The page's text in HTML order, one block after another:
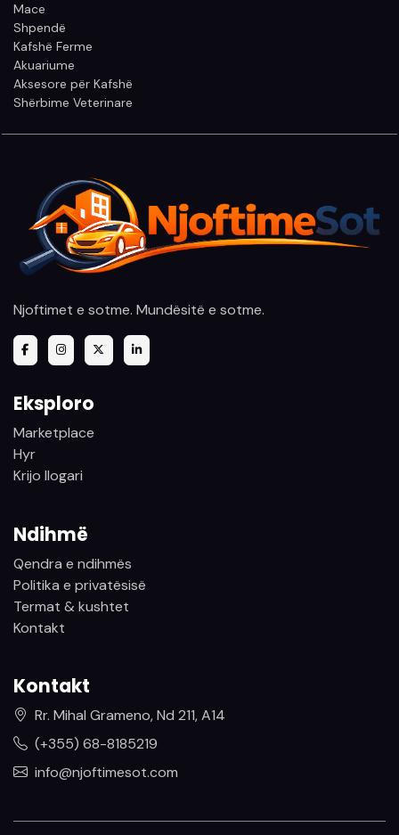
Mace
Shpendë
Kafshë Ferme
Akuariume
Aksesore për Kafshë
Shërbime Veterinare
Njoftimet e sotme. Mundësitë e sotme.
Eksploro
Marketplace
Hyr
Krijo llogari
Ndihmë
Qendra e ndihmës
Politika e privatësisë
Termat & kushtet
Kontakt
Kontakt
Rr. Mihal Grameno, Nd 211, A14
(+355) 68-8185219
info@njoftimesot.com